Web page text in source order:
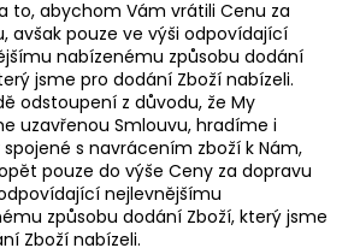
to, abychom Vám vrátili Cenu za
avšak pouze ve výši odpovídající
nabízenému způsobu dodání
jsme pro dodání Zboží nabízeli.
odstoupení z důvodu, že My
uzavřenou Smlouvu, hradíme i
s navrácením zboží k Nám,
pouze do výše Ceny za dopravu
nejlevnějšímu
způsobu dodání Zboží, který jsme
Zboží nabízeli.